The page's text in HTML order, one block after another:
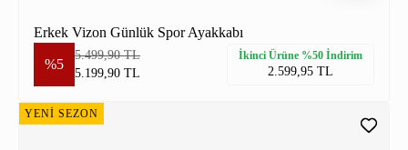
Erkek Vizon Günlük Spor Ayakkabı
%5
5.499,90 TL
5.199,90 TL
İkinci Ürüne %50 İndirim
2.599,95 TL
YENİ SEZON